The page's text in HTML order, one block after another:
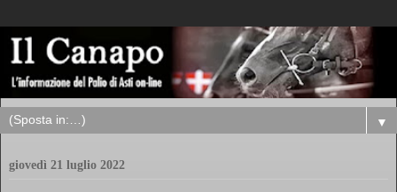
▼
giovedì 21 luglio 2022